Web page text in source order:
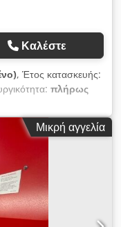
Καλέστε
, Έτος κατασκευής:
πλήρως
2019 Μόνο 2299
An Esrf
απορροφητήρα
ελαττώματα
10 εκ. Απόδοση
90 kW
Μικρή αγγελία